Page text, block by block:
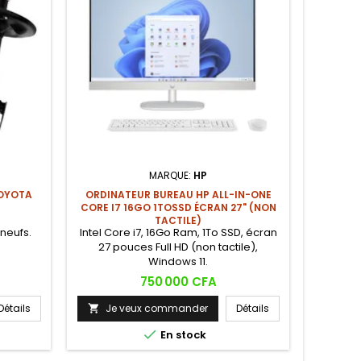
MARQUE: HP
ORDINATEUR BUREAU HP ALL-IN-ONE
CORE I7 16GO 1TOSSD ÉCRAN 27" (NON
TACTILE)
Intel Core i7, 16Go Ram, 1To SSD, écran
27 pouces Full HD (non tactile),
Windows 11.
Prix
750 000 CFA
 Je veux commander Détails
 En stock